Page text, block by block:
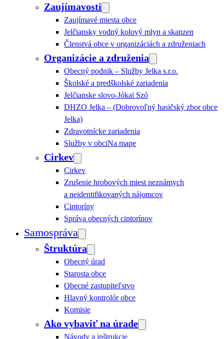
Zaujímavosti
Zaujímavé miesta obce
Jelčiansky vodný kolový mlyn a skanzen
Členstvá obce v organizáciách a združeniach
Organizácie a združenia
Obecný podnik – Služby Jelka s.r.o.
Školské a predškolské zariadenia
Jelčianske slovo-Jókai Szó
DHZO Jelka – (Dobrovoľný hasičský zbor obce
Jelka)
Zdravotnícke zariadenia
Služby v obciNa mape
Cirkev
Cirkev
Zrušenie hrobových miest neznámych
a neidentifikovaných nájomcov
Cintoríny
Správa obecných cintorínov
Samospráva
Štruktúra
Obecný úrad
Starosta obce
Obecné zastupiteľstvo
Hlavný kontrolór obce
Komisie
Ako vybaviť na úrade
Návody a inštrukcie